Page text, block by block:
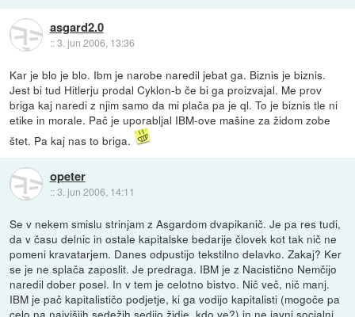
asgard2.0
::3. jun 2006, 13:36
Kar je blo je blo. Ibm je narobe naredil jebat ga. Biznis je biznis.
Jest bi tud Hitlerju prodal Cyklon-b če bi ga proizvajal. Me prov
briga kaj naredi z njim samo da mi plača pa je ql. To je biznis tle ni
etike in morale. Pač je uporabljal IBM-ove mašine za židom zobe
štet. Pa kaj nas to briga.
opeter
::3. jun 2006, 14:11
Se v nekem smislu strinjam z Asgardom dvapikanič. Je pa res tudi,
da v času delnic in ostale kapitalske bedarije človek kot tak nič ne
pomeni kravatarjem. Danes odpustijo tekstilno delavko. Zakaj? Ker
se je ne splača zaposlit. Je predraga. IBM je z Nacistično Nemčijo
naredil dober posel. In v tem je celotno bistvo. Nič več, nič manj.
IBM je pač kapitalističo podjetje, ki ga vodijo kapitalisti (mogoče pa
celo na najvišjih sedežih sedijo židje, kdo ve?) in ne javni socialni